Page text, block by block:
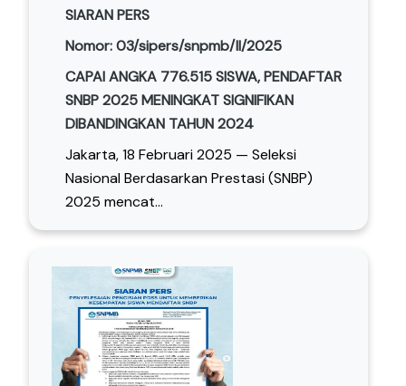
SIARAN PERS
Nomor: 03/sipers/snpmb/II/2025
CAPAI ANGKA 776.515 SISWA, PENDAFTAR
SNBP 2025 MENINGKAT SIGNIFIKAN
DIBANDINGKAN TAHUN 2024
Jakarta, 18 Februari 2025 — Seleksi
Nasional Berdasarkan Prestasi (SNBP)
2025 mencat...